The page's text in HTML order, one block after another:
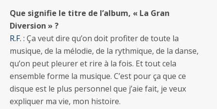
Que signifie le titre de l’album, « La Gran
Diversion » ?
R.F. : Ça veut dire qu’on doit profiter de toute la
musique, de la mélodie, de la rythmique, de la danse,
qu’on peut pleurer et rire à la fois. Et tout cela
ensemble forme la musique. C’est pour ça que ce
disque est le plus personnel que j’aie fait, je veux
expliquer ma vie, mon histoire.